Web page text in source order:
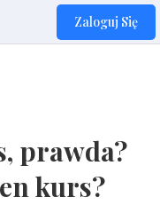
Zaloguj Się
prawda?
kurs?